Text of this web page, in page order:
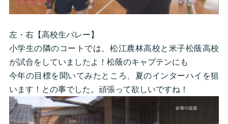
左・右【高校生バレー】
小学生の隣のコートでは、松江農林高校と米子松蔭高校
が試合をしていましたよ！松蔭のキャプテンにも
今年の目標を聞いてみたところ、夏のインターハイを狙
います！との事でした。頑張って欲しいですね！